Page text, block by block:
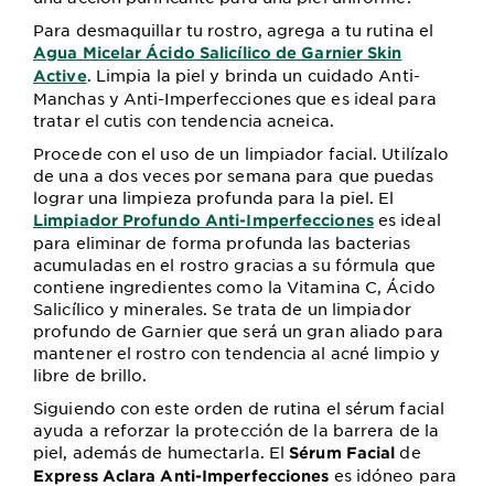
Para desmaquillar tu rostro, agrega a tu rutina el
Agua Micelar Ácido Salicílico de Garnier Skin
Active. Limpia la piel y brinda un cuidado Anti-
Manchas y Anti-Imperfecciones que es ideal para
tratar el cutis con tendencia acneica.
Procede con el uso de un limpiador facial. Utilízalo
de una a dos veces por semana para que puedas
lograr una limpieza profunda para la piel. El
Limpiador Profundo Anti-Imperfeccioneses ideal
para eliminar de forma profunda las bacterias
acumuladas en el rostro gracias a su fórmula que
contiene ingredientes como la Vitamina C, Ácido
Salicílico y minerales. Se trata de un limpiador
profundo de Garnier que será un gran aliado para
mantener el rostro con tendencia al acné limpio y
libre de brillo.
Siguiendo con este orden de rutina el sérum facial
ayuda a reforzar la protección de la barrera de la
piel, además de humectarla. ElSérum Facial de
Express Aclara Anti-Imperfecciones es idóneo para